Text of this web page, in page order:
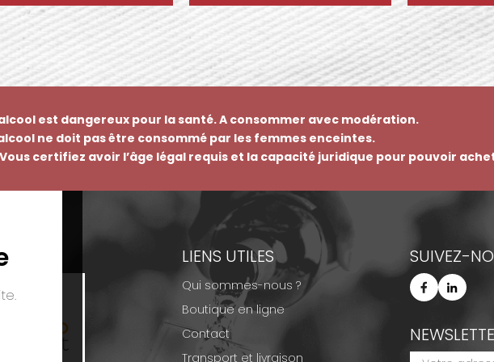
est dangereux pour la santé. A consommer avec modération.
ne doit pas être consommé par les femmes enceintes.
certifiez avoir l’âge légal requis et la capacité juridique pour pouvoir
LIENS UTILES
Qui sommes-nous ?
Boutique en ligne
Contact
Transport et livraison
SUIVEZ-